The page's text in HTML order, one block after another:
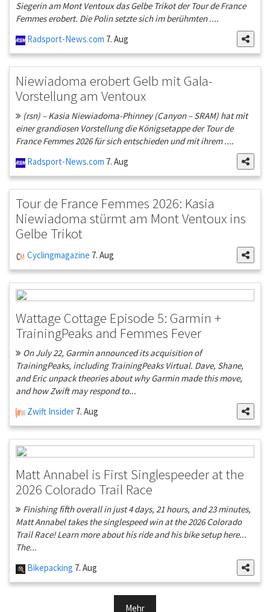
Siegerin am Mont Ventoux das Gelbe Trikot der Tour de France
Femmes erobert. Die Polin setzte sich im berühmten ....
Radsport-News.com 7. Aug
Niewiadoma erobert Gelb mit Gala-
Vorstellung am Ventoux
(rsn) – Kasia Niewiadoma-Phinney (Canyon – SRAM) hat mit
einer grandiosen Vorstellung die Königsetappe der Tour de
France Femmes 2026 für sich entschieden und mit ihrem ....
Radsport-News.com 7. Aug
Tour de France Femmes 2026: Kasia
Niewiadoma stürmt am Mont Ventoux ins
Gelbe Trikot
Cyclingmagazine 7. Aug
Wattage Cottage Episode 5: Garmin +
TrainingPeaks and Femmes Fever
On July 22, Garmin announced its acquisition of
TrainingPeaks, including TrainingPeaks Virtual. Dave, Shane,
and Eric unpack theories about why Garmin made this move,
and how Zwift may respond to...
Zwift Insider 7. Aug
Matt Annabel is First Singlespeeder at the
2026 Colorado Trail Race
Finishing fifth overall in just 4 days, 21 hours, and 23 minutes,
Matt Annabel takes the singlespeed win at the 2026 Colorado
Trail Race! Learn more about his ride and his bike setup here...
The...
Bikepacking 7. Aug
Mehr